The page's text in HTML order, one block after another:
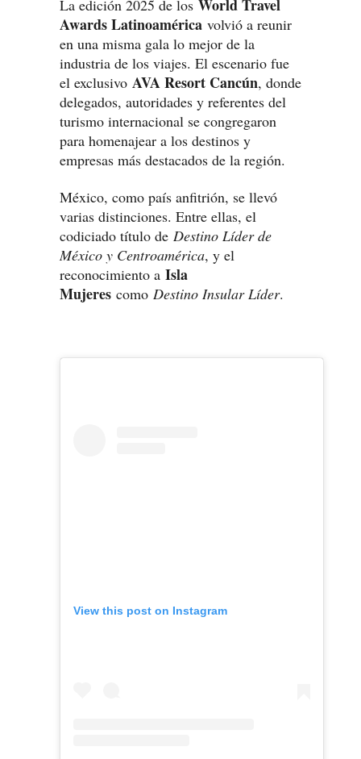
La edición 2025 de los World Travel
Awards Latinoamérica volvió a reunir
en una misma gala lo mejor de la
industria de los viajes. El escenario fue
el exclusivo AVA Resort Cancún, donde
delegados, autoridades y referentes del
turismo internacional se congregaron
para homenajear a los destinos y
empresas más destacados de la región.
México, como país anfitrión, se llevó
varias distinciones. Entre ellas, el
codiciado título de Destino Líder de
México y Centroamérica, y el
reconocimiento a Isla
Mujeres como Destino Insular Líder.
View this post on Instagram